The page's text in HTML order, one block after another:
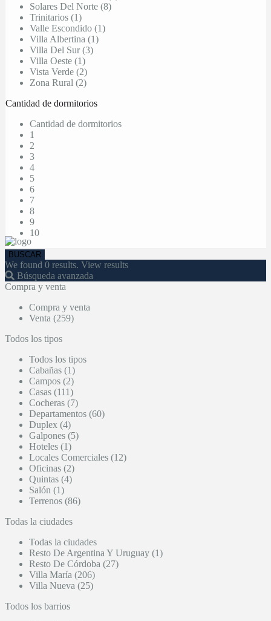
Solares Del Norte (8)
Trinitarios (1)
Valle Escondido (1)
Villa Albertina (1)
Villa Del Sur (3)
Villa Oeste (1)
Vista Verde (2)
Zona Rural (2)
Cantidad de dormitorios
Cantidad de dormitorios
1
2
3
4
5
6
7
8
9
10
We found 0 results. View results
Búsqueda avanzada
Compra y venta
Compra y venta
Venta (259)
Todos los tipos
Todos los tipos
Cabañas (1)
Campos (2)
Casas (111)
Cocheras (7)
Departamentos (60)
Duplex (4)
Galpones (5)
Hoteles (1)
Locales Comerciales (12)
Oficinas (2)
Quintas (4)
Salón (1)
Terrenos (86)
Todas la ciudades
Todas la ciudades
Resto De Argentina Y Uruguay (1)
Resto De Córdoba (27)
Villa María (206)
Villa Nueva (25)
Todos los barrios